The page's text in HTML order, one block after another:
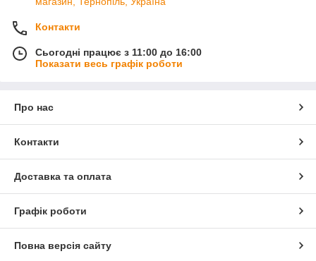
Контакти
Сьогодні працює з 11:00 до 16:00
Показати весь графік роботи
Про нас
Контакти
Доставка та оплата
Графік роботи
Повна версія сайту